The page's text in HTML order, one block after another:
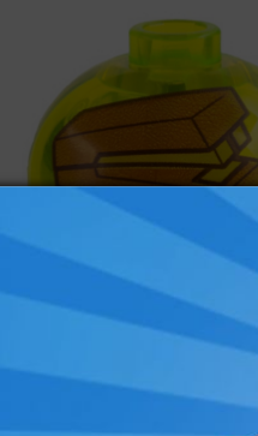
LEGO® Brique
Dome 2x2 Imprimée
Agrafeuse